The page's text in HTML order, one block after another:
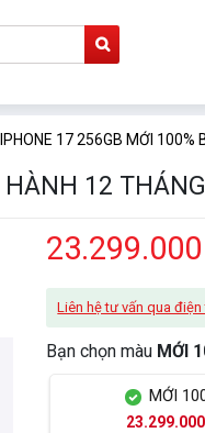
IPHONE 17 256GB MỚI 100%
12
Liên hệ tư vấn qua
Bạn chọn màu MỚI
MỚI